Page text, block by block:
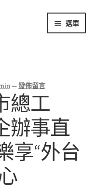
選單
—發佈留言
總工
辦事直
享“外台